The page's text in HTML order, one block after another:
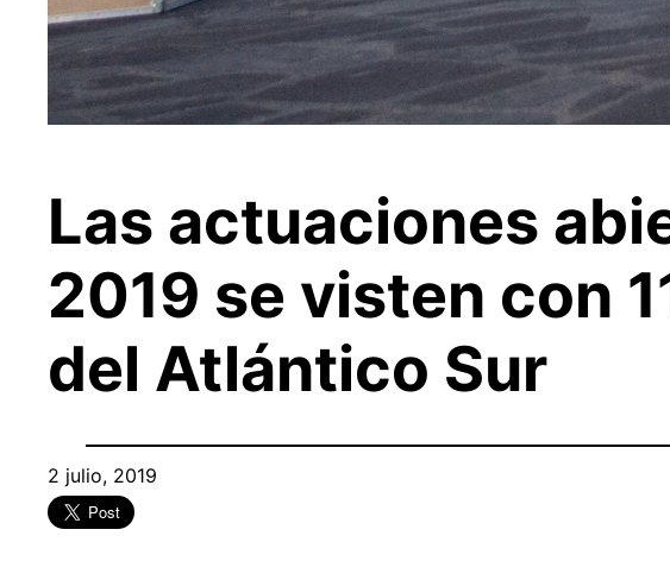
Las actuaciones
2019 se visten con
del Atlántico Sur
2 julio, 2019